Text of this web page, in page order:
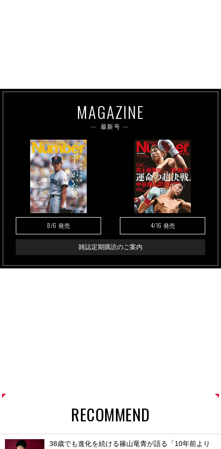
MAGAZINE
最新号
8/6 発売 4/16 発売
雑誌定期購読のご案内
RECOMMEND
38歳でも進化を続ける篠山竜青が語る「10年前より